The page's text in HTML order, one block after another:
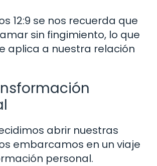
12:9 se nos recuerda que
sin fingimiento, lo que
aplica a nuestra relación
abrir nuestras
embarcamos en un viaje
personal.